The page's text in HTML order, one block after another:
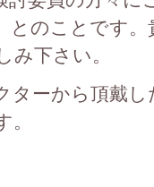
とのことです
み下さい。
ターから頂戴
。